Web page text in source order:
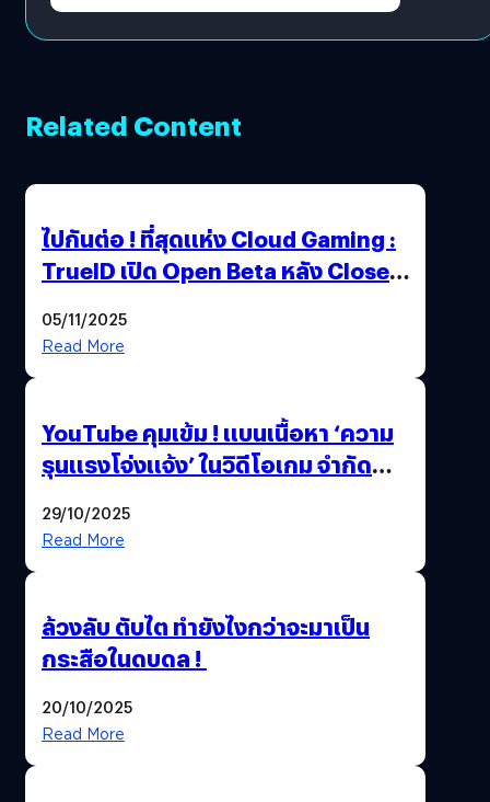
Related Content
ไปกันต่อ ! ที่สุดแห่ง Cloud Gaming :
TrueID เปิด Open Beta หลัง Close
Thailand Game Show 2025 ทะลุ 15
05/11/2025
Read More
YouTube คุมเข้ม ! แบนเนื้อหา ‘ความ
รุนแรงโจ่งแจ้ง’ ในวิดีโอเกม จำกัด
29/10/2025
Read More
ล้วงลับ ตับไต ทำยังไงกว่าจะมาเป็น
กระสือในดบดล !
20/10/2025
Read More